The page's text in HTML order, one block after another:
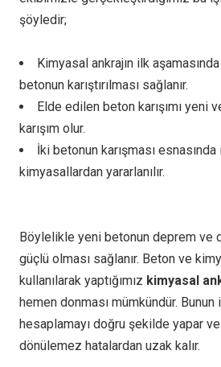
şöyledir;
Kimyasal ankrajın ilk
betonun karıştırılması sağlanır.
Elde edilen beton karışımı yeni
karışım olur.
İki betonun karışması
kimyasallardan yararlanılır.
Böylelikle yeni betonun deprem ve
güçlü olması sağlanır. Beton ve
kullanılarak yaptığımız kimyasal
hemen donması mümkündür.
hesaplamayı doğru şekilde yapar
dönülemez hatalardan uzak kalır.